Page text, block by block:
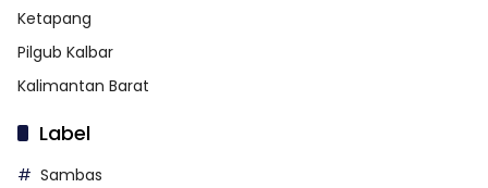
Ketapang
Pilgub Kalbar
Kalimantan Barat
Label
Sambas